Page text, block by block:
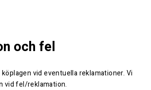
och fel
vid eventuella reklamationer. Vi
vid fel/reklamation.